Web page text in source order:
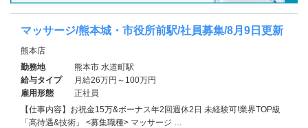
マッサージ/熊本城・市役所前駅/社員募集/8月9日更新
熊本店
勤務地
熊本市 水道町駅
給与タイプ
月給26万円～100万円
雇用形態
正社員
【仕事内容】お祝金15万&ボーナス年2回週休2日 未経験可!業界TOP級
「高待遇&技術」 <募集職種> マッサージ …